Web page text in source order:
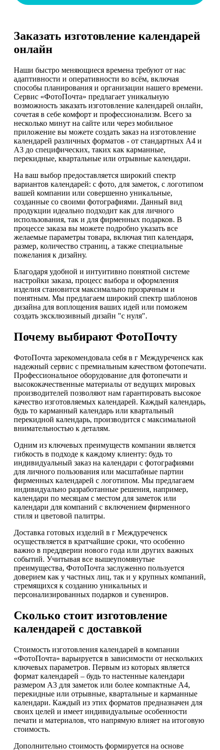
Заказать изготовление календарей
онлайн
Наши быстро меняющиеся времена требуют от нас
адаптивности и оперативности во всём, включая
способы планирования и организации нашего времени.
Сервис «ФотоПочта» предлагает уникальную
возможность заказать изготовление календарей онлайн,
сочетая в себе комфорт и профессионализм. Всего за
несколько минут на сайте или через мобильное
приложение вы можете создать заказ на изготовление
календарей различных форматов - от стандартных А4 и
А3 до специфических, таких как карманные,
перекидные, квартальные или отрывные календари.
На ваш выбор предоставляется широкий спектр
вариантов календарей: с фото, для заметок, с логотипом
вашей компании или совершенно уникальные,
созданные со своими фотографиями. Данный вид
продукции идеально подходит как для личного
использования, так и для фирменных подарков. В
процессе заказа вы можете подробно указать все
желаемые параметры товара, включая тип календаря,
размер, количество страниц, а также специальные
пожелания к дизайну.
Благодаря удобной и интуитивно понятной системе
настройки заказа, процесс выбора и оформления
изделия становится максимально прозрачным и
понятным. Мы предлагаем широкий спектр шаблонов
дизайна для воплощения ваших идей или поможем
создать эксклюзивный дизайн "с нуля".
Почему выбирают ФотоПочту
ФотоПочта зарекомендовала себя в г Междуреченск как
надежный сервис с премиальным качеством фотопечати.
Профессиональное оборудование для фотопечати и
высококачественные материалы от ведущих мировых
производителей позволяют нам гарантировать высокое
качество изготовляемых календарей. Каждый календарь,
будь то карманный календарь или квартальный
перекидной календарь, производится с максимальной
внимательностью к деталям.
Одним из ключевых преимуществ компании является
гибкость в подходе к каждому клиенту: будь то
индивидуальный заказ на календари с фотографиями
для личного пользования или масштабные партии
фирменных календарей с логотипом. Мы предлагаем
индивидуально разработанные решения, например,
календари по месяцам с местом для заметок или
календари для компаний с включением фирменного
стиля и цветовой палитры.
Доставка готовых изделий в г Междуреченск
осуществляется в кратчайшие сроки, что особенно
важно в преддверии нового года или других важных
событий. Учитывая все вышеупомянутые
преимущества, ФотоПочта заслуженно пользуется
доверием как у частных лиц, так и у крупных компаний,
стремящихся к созданию уникальных и
персонализированных подарков и сувениров.
Сколько стоит изготовление
календарей с доставкой
Стоимость изготовления календарей в компании
«ФотоПочта» варьируется в зависимости от нескольких
ключевых параметров. Первым из которых является
формат календарей – будь то настенные календари
размером А3 для заметок или более компактные А4,
перекидные или отрывные, квартальные и карманные
календари. Каждый из этих форматов предназначен для
своих целей и имеет индивидуальные особенности
печати и материалов, что напрямую влияет на итоговую
стоимость.
Дополнительно стоимость формируется на основе